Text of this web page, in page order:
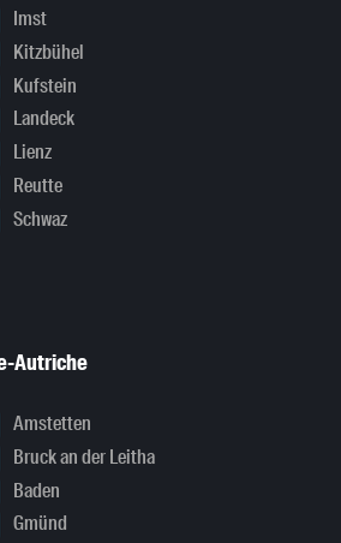
Imst
Kitzbühel
Kufstein
Landeck
Lienz
Reutte
Schwaz
Autriche
Amstetten
Bruck an der Leitha
Baden
Gmünd